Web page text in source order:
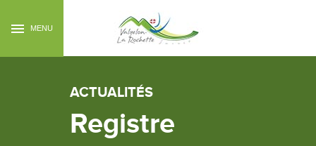
MENU
ACTUALITÉS
Registre